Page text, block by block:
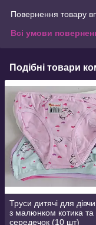
Повернення товару
Всі умови
Подібні товари
Труси дитячі для
з малюнком котика та
середечок (10 шт)